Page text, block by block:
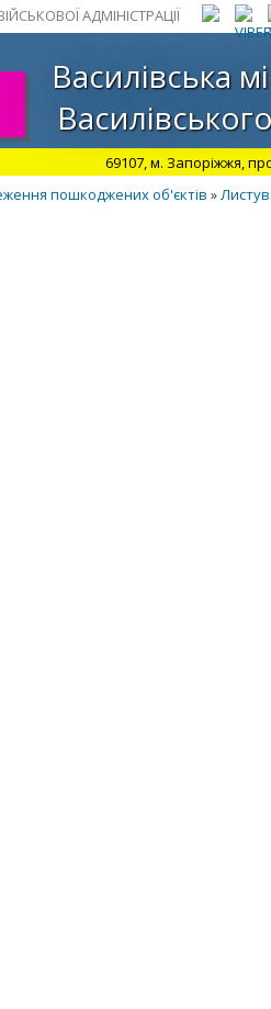
АДМІНІСТРАЦІЇ
Василівська
69107, м. Запоріжжя,
пошкоджених об'єктів »